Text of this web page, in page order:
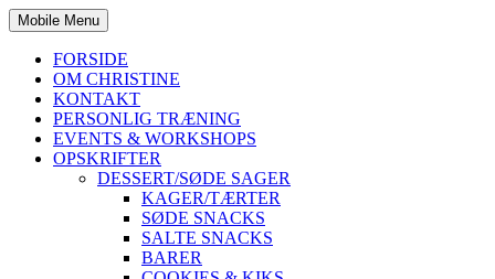
Mobile Menu
FORSIDE
OM CHRISTINE
KONTAKT
PERSONLIG TRÆNING
EVENTS & WORKSHOPS
OPSKRIFTER
DESSERT/SØDE SAGER
KAGER/TÆRTER
SØDE SNACKS
SALTE SNACKS
BARER